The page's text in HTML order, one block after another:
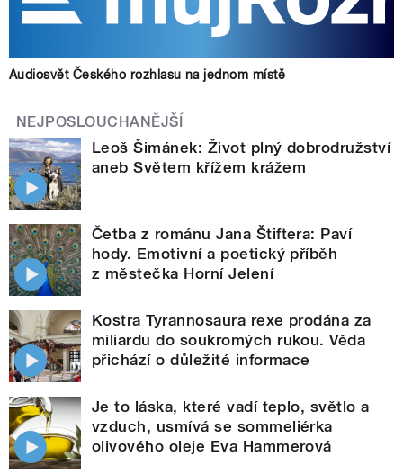
Audiosvět Českého rozhlasu na jednom místě
NEJPOSLOUCHANĚJŠÍ
Leoš Šimánek: Život plný dobrodružství
aneb Světem křížem krážem
Četba z románu Jana Štiftera: Paví
hody. Emotivní a poetický příběh
z městečka Horní Jelení
Kostra Tyrannosaura rexe prodána za
miliardu do soukromých rukou. Věda
přichází o důležité informace
Je to láska, které vadí teplo, světlo a
vzduch, usmívá se sommeliérka
olivového oleje Eva Hammerová